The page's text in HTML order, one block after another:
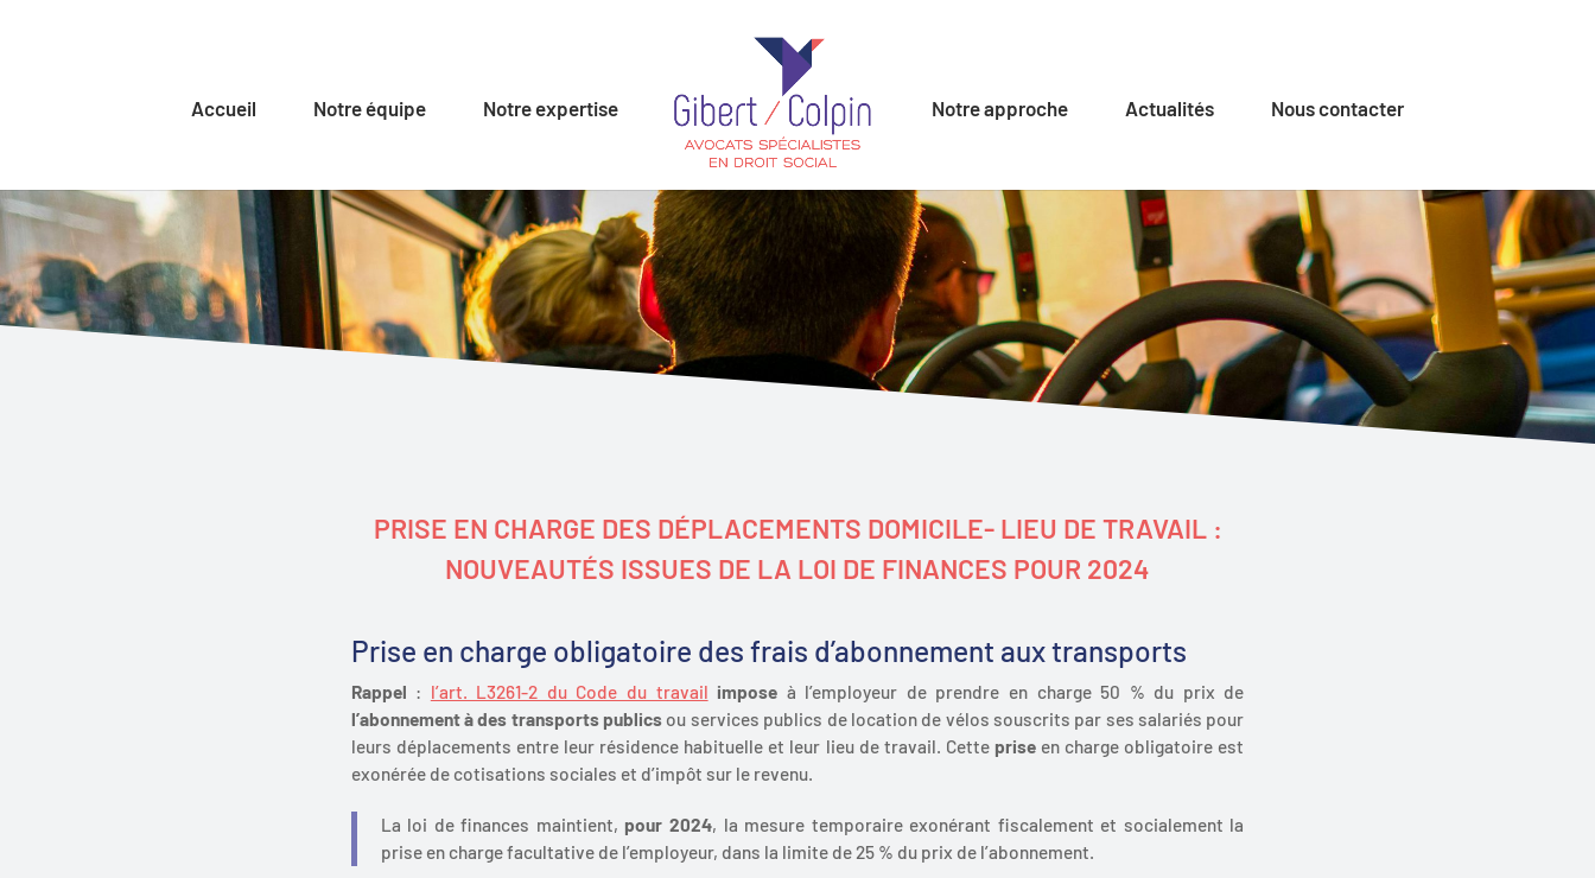
Accueil Notre équipe Notre expertise Notre approche Actualités Nous contacter
PRISE EN CHARGE DES DÉPLACEMENTS DOMICILE- LIEU DE TRAVAIL :
NOUVEAUTÉS ISSUES DE LA LOI DE FINANCES POUR 2024
Prise en charge obligatoire des frais d’abonnement aux transports
Rappel : l’art. L3261-2 du Code du travail impose à l’employeur de prendre en charge 50 % du prix de
l’abonnement à des transports publics ou services publics de location de vélos souscrits par ses salariés pour
leurs déplacements entre leur résidence habituelle et leur lieu de travail. Cette prise en charge obligatoire est
exonérée de cotisations sociales et d’impôt sur le revenu.
La loi de finances maintient, pour 2024, la mesure temporaire exonérant fiscalement et socialement la
prise en charge facultative de l’employeur, dans la limite de 25 % du prix de l’abonnement.